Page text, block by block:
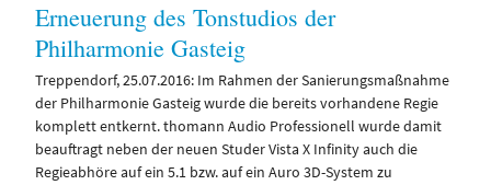
Erneuerung des Tonstudios der
Philharmonie Gasteig
Treppendorf, 25.07.2016: Im Rahmen der Sanierungsmaßnahme
der Philharmonie Gasteig wurde die bereits vorhandene Regie
komplett entkernt. thomann Audio Professionell wurde damit
beauftragt neben der neuen Studer Vista X Infinity auch die
Regieabhöre auf ein 5.1 bzw. auf ein Auro 3D-System zu